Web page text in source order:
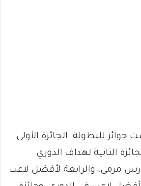
للبطولة. الجائزة الأولى
الثانية لهداف الدوري
مرمى، والرابعة لأفضل لاعب